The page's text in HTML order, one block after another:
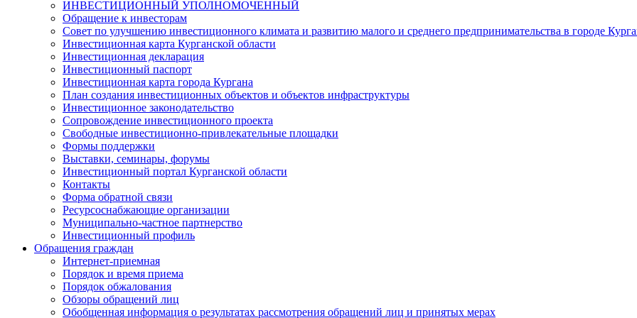
ИНВЕСТИЦИОННЫЙ УПОЛНОМОЧЕННЫЙ
Обращение к инвесторам
Совет по улучшению инвестиционного климата и развитию малого и среднего предпринимательства в городе
Инвестиционная карта Курганской области
Инвестиционная декларация
Инвестиционный паспорт
Инвестиционная карта города Кургана
План создания инвестиционных объектов и объектов инфраструктуры
Инвестиционное законодательство
Сопровождение инвестиционного проекта
Свободные инвестиционно-привлекательные площадки
Формы поддержки
Выставки, семинары, форумы
Инвестиционный портал Курганской области
Контакты
Форма обратной связи
Ресурсоснабжающие организации
Муниципально-частное партнерство
Инвестиционный профиль
Обращения граждан
Интернет-приемная
Порядок и время приема
Порядок обжалования
Обзоры обращений лиц
Обобщенная информация о результатах рассмотрения обращений лиц и принятых мерах